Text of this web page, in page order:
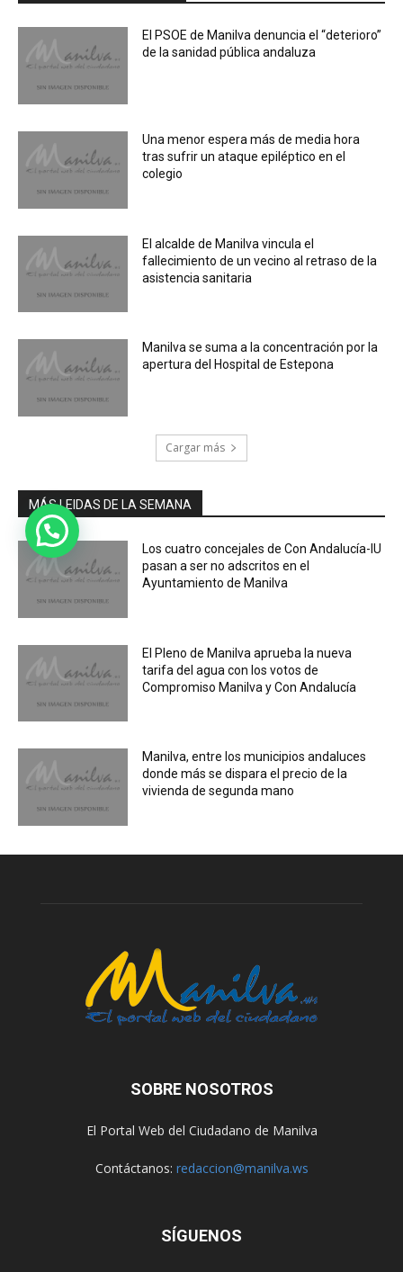
El PSOE de Manilva denuncia el “deterioro”
de la sanidad pública andaluza
Una menor espera más de media hora
tras sufrir un ataque epiléptico en el
colegio
El alcalde de Manilva vincula el
fallecimiento de un vecino al retraso de la
asistencia sanitaria
Manilva se suma a la concentración por la
apertura del Hospital de Estepona
Cargar más
MÁS LEIDAS DE LA SEMANA
Los cuatro concejales de Con Andalucía-IU
pasan a ser no adscritos en el
Ayuntamiento de Manilva
El Pleno de Manilva aprueba la nueva
tarifa del agua con los votos de
Compromiso Manilva y Con Andalucía
Manilva, entre los municipios andaluces
donde más se dispara el precio de la
vivienda de segunda mano
SOBRE NOSOTROS
El Portal Web del Ciudadano de Manilva
Contáctanos: redaccion@manilva.ws
SÍGUENOS